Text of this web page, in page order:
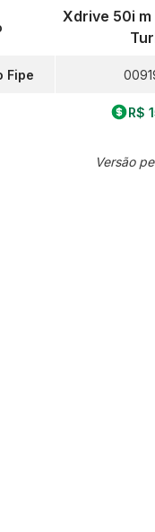
Fipe
Xdrive 50i
R$
Versão